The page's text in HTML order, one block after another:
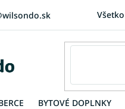
BYTOVÉ DOPLNKY